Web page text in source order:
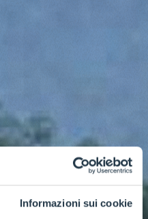
Informazioni sui cookie